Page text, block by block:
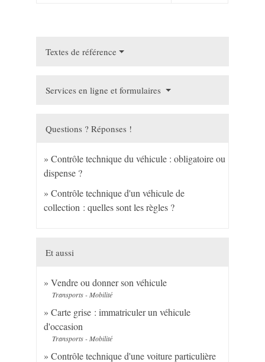
Textes de référence
Services en ligne et formulaires
Questions ? Réponses !
Contrôle technique du véhicule : obligatoire ou
dispense ?
Contrôle technique d'un véhicule de
collection : quelles sont les règles ?
Et aussi
Vendre ou donner son véhicule
Transports - Mobilité
Carte grise : immatriculer un véhicule
d'occasion
Transports - Mobilité
Contrôle technique d'une voiture particulière